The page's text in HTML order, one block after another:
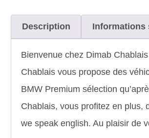
Description Informations
Bienvenue chez Dimab
Chablais vous propose des
BMW Premium sélection
Chablais, vous profitez en plus,
we speak english. Au plaisir de